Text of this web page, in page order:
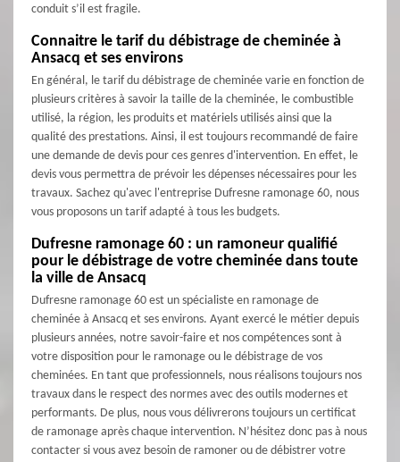
conduit s’il est fragile.
Connaitre le tarif du débistrage de cheminée à
Ansacq et ses environs
En général, le tarif du débistrage de cheminée varie en fonction de
plusieurs critères à savoir la taille de la cheminée, le combustible
utilisé, la région, les produits et matériels utilisés ainsi que la
qualité des prestations. Ainsi, il est toujours recommandé de faire
une demande de devis pour ces genres d'intervention. En effet, le
devis vous permettra de prévoir les dépenses nécessaires pour les
travaux. Sachez qu'avec l'entreprise Dufresne ramonage 60, nous
vous proposons un tarif adapté à tous les budgets.
Dufresne ramonage 60 : un ramoneur qualifié
pour le débistrage de votre cheminée dans toute
la ville de Ansacq
Dufresne ramonage 60 est un spécialiste en ramonage de
cheminée à Ansacq et ses environs. Ayant exercé le métier depuis
plusieurs années, notre savoir-faire et nos compétences sont à
votre disposition pour le ramonage ou le débistrage de vos
cheminées. En tant que professionnels, nous réalisons toujours nos
travaux dans le respect des normes avec des outils modernes et
performants. De plus, nous vous délivrerons toujours un certificat
de ramonage après chaque intervention. N’hésitez donc pas à nous
contacter si vous avez besoin de ramoner ou de débistrer votre